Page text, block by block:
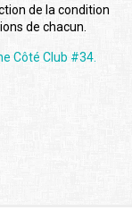
de la condition
de chacun.
Côté Club #34.